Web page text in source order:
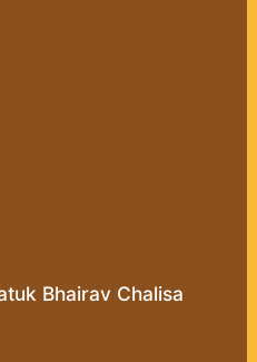
Bhairav Chalisa